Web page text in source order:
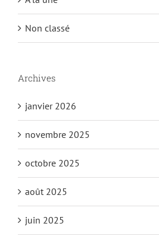
Non classé
Archives
janvier 2026
novembre 2025
octobre 2025
août 2025
juin 2025